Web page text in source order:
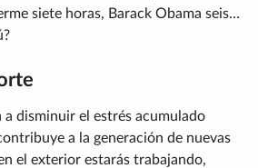
siete horas, Barack Obama seis…
a disminuir el estrés acumulado
a la generación de nuevas
el exterior estarás trabajando,